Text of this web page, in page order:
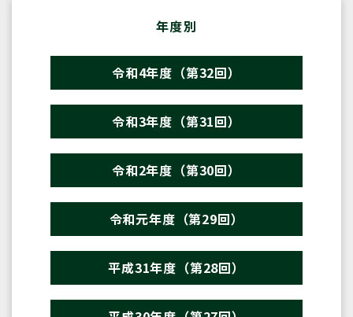
年度別
令和4年度（第32回）
令和3年度（第31回）
令和2年度（第30回）
令和元年度（第29回）
平成31年度（第28回）